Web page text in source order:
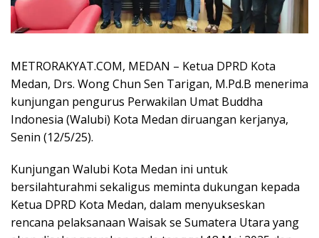
METRORAKYAT.COM, MEDAN – Ketua DPRD Kota
Medan, Drs. Wong Chun Sen Tarigan, M.Pd.B menerima
kunjungan pengurus Perwakilan Umat Buddha
Indonesia (Walubi) Kota Medan diruangan kerjanya,
Senin (12/5/25).
Kunjungan Walubi Kota Medan ini untuk
bersilahturahmi sekaligus meminta dukungan kepada
Ketua DPRD Kota Medan, dalam menyukseskan
rencana pelaksanaan Waisak se Sumatera Utara yang